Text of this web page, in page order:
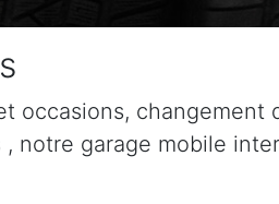
occasions, changement
notre garage mobile